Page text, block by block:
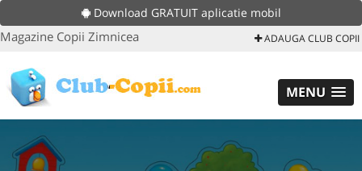
Download GRATUIT aplicatie mobil
Magazine Copii Zimnicea ADAUGA CLUB COPII
MENU